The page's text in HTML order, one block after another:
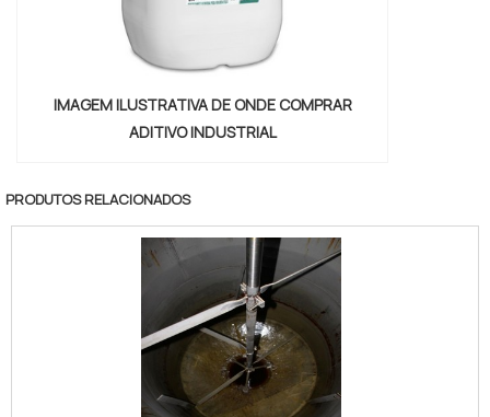
IMAGEM ILUSTRATIVA DE ONDE COMPRAR
ADITIVO INDUSTRIAL
PRODUTOS RELACIONADOS